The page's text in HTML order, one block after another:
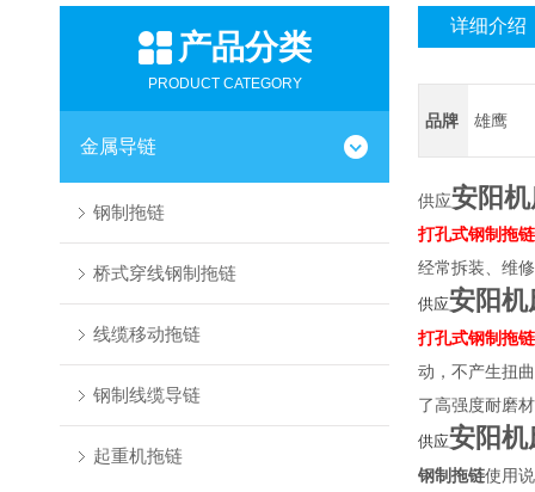
产品分类
PRODUCT CATEGORY
金属导链
钢制拖链
桥式穿线钢制拖链
线缆移动拖链
钢制线缆导链
起重机拖链
详细介绍
品牌 雄鹰
供应安阳
打孔式钢制拖链
经常拆装、维
供应安阳机
打孔式钢制拖链
动，不产生扭
了高强度耐磨
供应安阳机
钢制拖链使用